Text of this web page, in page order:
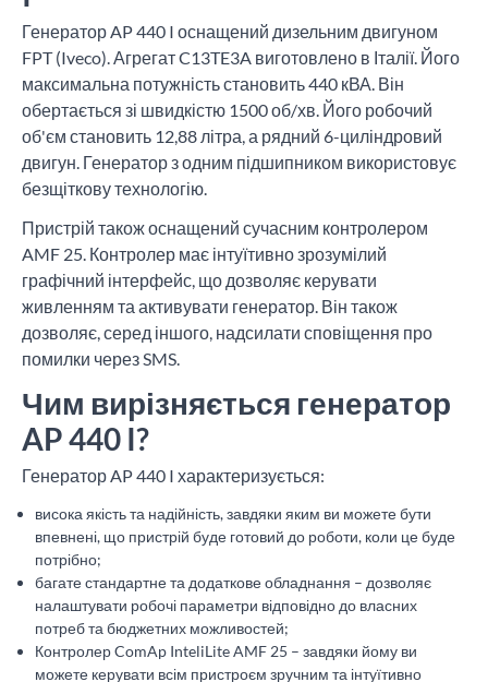
Генератор AP 440 I оснащений дизельним двигуном
FPT (Iveco). Агрегат C13TE3A виготовлено в Італії. Його
максимальна потужність становить 440 кВА. Він
обертається зі швидкістю 1500 об/хв. Його робочий
об'єм становить 12,88 літра, а рядний 6-циліндровий
двигун. Генератор з одним підшипником використовує
безщіткову технологію.
Пристрій також оснащений сучасним контролером
AMF 25. Контролер має інтуїтивно зрозумілий
графічний інтерфейс, що дозволяє керувати
живленням та активувати генератор. Він також
дозволяє, серед іншого, надсилати сповіщення про
помилки через SMS.
Чим вирізняється генератор
AP 440 I?
Генератор AP 440 I характеризується:
висока якість та надійність, завдяки яким ви можете бути
впевнені, що пристрій буде готовий до роботи, коли це буде
потрібно;
багате стандартне та додаткове обладнання – дозволяє
налаштувати робочі параметри відповідно до власних
потреб та бюджетних можливостей;
Контролер ComAp InteliLite AMF 25 – завдяки йому ви
можете керувати всім пристроєм зручним та інтуїтивно